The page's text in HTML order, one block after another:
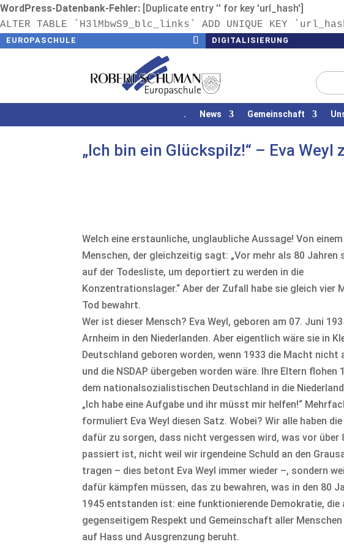
WordPress-Datenbank-Fehler: [Duplicate entry '' for key 'url_hash']
ALTER TABLE `H3lMbwS9_blc_links` ADD UNIQUE KEY
EUROPASCHULE DIGITALISIERUNG
. News Gemeinschaft
„Ich bin ein Glückspilz!“ – Eva Weyl
Welch eine erstaunliche, unglaubliche Aussage! Von einem
Menschen, der gleichzeitig sagt: „Vor mehr als 80 Jahren
auf der Todesliste, um deportiert zu werden in die
Konzentrationslager.“ Aber der Zufall habe sie gleich vier
Tod bewahrt.
Wer ist dieser Mensch? Eva Weyl, geboren am 07. Juni
Arnheim in den Niederlanden. Aber eigentlich wäre sie in
Deutschland geboren worden, wenn 1933 die Macht nicht
und die NSDAP übergeben worden wäre. Ihre Eltern flohen
dem nationalsozialistischen Deutschland in die
„Ich habe eine Aufgabe und ihr müsst mir helfen!“
formuliert Eva Weyl diesen Satz. Wobei? Wir alle haben
dafür zu sorgen, dass nicht vergessen wird, was vor über
passiert ist, nicht weil wir irgendeine Schuld an den
tragen – dies betont Eva Weyl immer wieder –, sondern
dafür kämpfen müssen, das zu bewahren, was in den 80
1945 entstanden ist: eine funktionierende Demokratie, die
gegenseitigem Respekt und Gemeinschaft aller
auf Hass und Ausgrenzung beruht.